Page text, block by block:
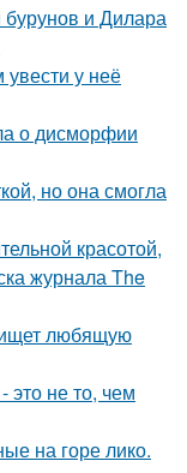
и Дилара
у неё
о дисморфии
но она смогла
красотой,
журнала The
любящую
это не то, чем
на горе лико.